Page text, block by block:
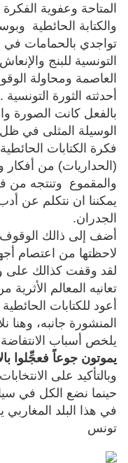
المتاحة وعفوية
والكتابة الحائطية
تواجدي بالحمامات في
التونسية للبنج
العاصمة ومحاولة
أحدثته الثورة التونسية
بالفعل كانت الصورة
الوسيلة المثلى في
فكرة الكتابات
(الحداريات) من
والمقموع وتنتجه من
يمكننا ان نتكلم عن
الجدران.
أضف إلى ذالك
لاحظتها من اعتصام
لقد وقفت كذالك على
تعانيه المعالم
أعود للكتابات
المنشورة جانبه،
يلخص أسباب الانتفاضة
يموتون جوعاً فعجِّلوا
وبالتأكيد على الانتخابات
حينما نضع الكل في
في هذا البلد
تونس